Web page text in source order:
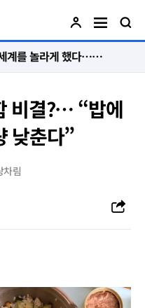
“절대 먼저 말하지 않아요. 대신 먼저 듣습니다”
비결?… “밥에
낮춘다”
차림